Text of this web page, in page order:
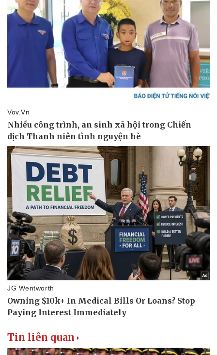
Thể thao
Bóng đá
Lịch thi đấu bóng đá
eSports
Hậu trường
Ô tô
Xe máy
Tin liên quan